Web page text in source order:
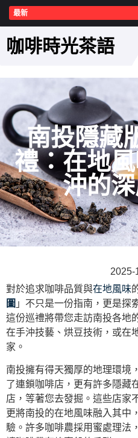
最新
咖啡時光茶語
南投隱藏
禮：在地
沖的
2025-
對於追求咖啡品質與在地風味
圖 」不只是一份指南，更是探
這份巡禮將帶您走訪南投各地
在手沖技藝、烘豆技術，或在
家。
南投擁有得天獨厚的地理環境
了連鎖咖啡店，更有許多隱藏
店，等著您去發掘。這些店家
更將南投的在地風味融入其中
驗。許多咖啡農採用蜜處理法